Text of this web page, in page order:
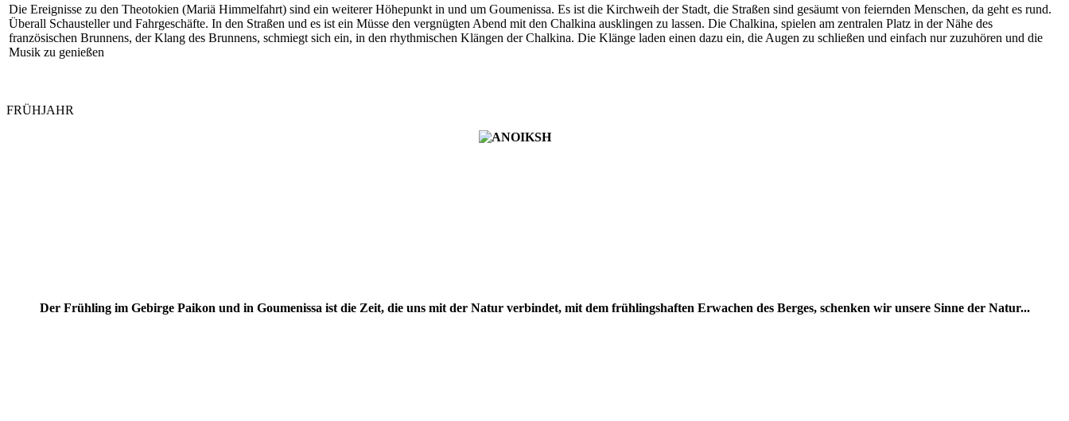
Die Ereignisse zu den Theotokien (Mariä Himmelfahrt) sind ein weiterer Höhepunkt in und um Goumenissa. Es ist die Kirchweih der Stadt, die Straßen sind gesäumt von feiernden Menschen, da geht es rund.
Überall Schausteller und Fahrgeschäfte. In den Straßen und es ist ein Müsse den vergnügten Abend mit den Chalkina ausklingen zu lassen. Die Chalkina, spielen am zentralen Platz in der Nähe des
französischen Brunnens, der Klang des Brunnens, schmiegt sich ein, in den rhythmischen Klängen der Chalkina. Die Klänge laden einen dazu ein, die Augen zu schließen und einfach nur zuzuhören und die
Musik zu genießen
FRÜHJAHR
Der Frühling im Gebirge Paikon und in Goumenissa ist die Zeit, die uns mit der Natur verbindet, mit dem frühlingshaften Erwachen des Berges, schenken wir unsere Sinne der Natur...